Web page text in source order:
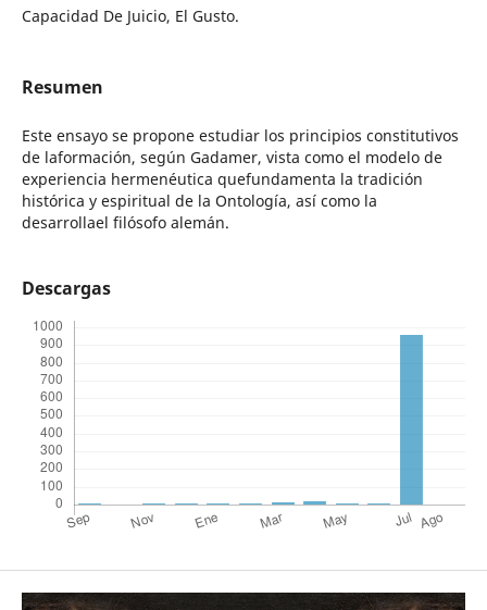
Capacidad De Juicio, El Gusto.
Resumen
Este ensayo se propone estudiar los principios constitutivos
de laformación, según Gadamer, vista como el modelo de
experiencia hermenéutica quefundamenta la tradición
histórica y espiritual de la Ontología, así como la
desarrollael filósofo alemán.
Descargas